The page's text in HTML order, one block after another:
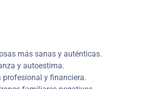
más sanas y auténticas.
y autoestima.
y financiera.